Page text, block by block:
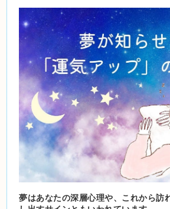
夢はあなたの深層心理や、これから訪